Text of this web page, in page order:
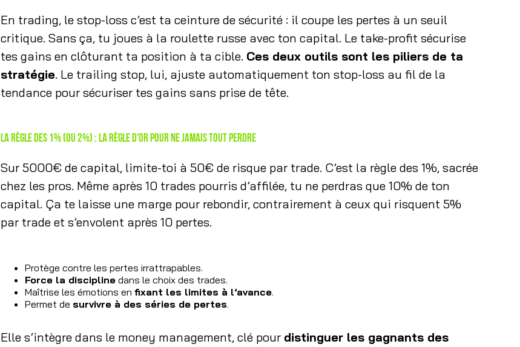
En trading, le stop-loss c’est ta ceinture de sécurité : il coupe les pertes à un seuil
critique. Sans ça, tu joues à la roulette russe avec ton capital. Le take-profit sécurise
tes gains en clôturant ta position à ta cible. Ces deux outils sont les piliers de ta
stratégie. Le trailing stop, lui, ajuste automatiquement ton stop-loss au fil de la
tendance pour sécuriser tes gains sans prise de tête.
La règle des 1% (ou 2%) : la règle d'or pour ne jamais tout perdre
Sur 5000€ de capital, limite-toi à 50€ de risque par trade. C’est la règle des 1%, sacrée
chez les pros. Même après 10 trades pourris d’affilée, tu ne perdras que 10% de ton
capital. Ça te laisse une marge pour rebondir, contrairement à ceux qui risquent 5%
par trade et s’envolent après 10 pertes.
Protège contre les pertes irrattrapables.
Force la discipline dans le choix des trades.
Maîtrise les émotions enfixant les limites à l’avance.
Permet de survivre à des séries de pertes.
Elle s’intègre dans le money management, clé pour distinguer les gagnants des